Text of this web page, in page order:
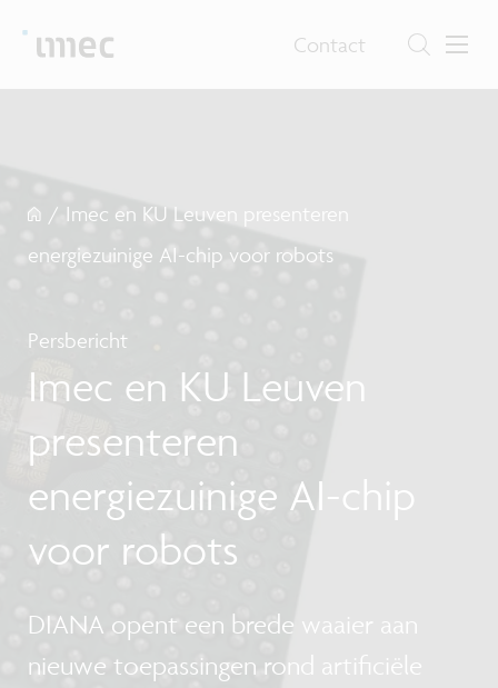
Contact
/ Imec en KU Leuven presenteren
energiezuinige AI-chip voor robots
Persbericht
Imec en KU Leuven
presenteren
energiezuinige AI-chip
voor robots
DIANA opent een brede waaier aan
nieuwe toepassingen rond artificiële